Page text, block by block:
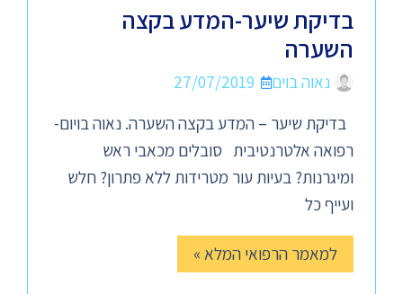
בדיקת שיער-המדע בקצה
השערה
נאוה בוים
27/07/2019
בדיקת שיער – המדע בקצה השערה. נאוה בויום-
רפואה אלטרנטיבית סובלים מכאבי ראש
ומיגרנות? בעיות עור מטרידות ללא פתרון? חלש
ועייף כל
למאמר הרפואי המלא »